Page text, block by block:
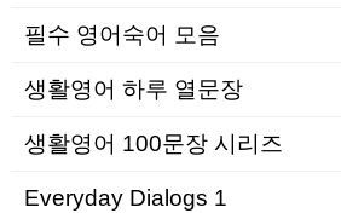
필수 영어숙어 모음
생활영어 하루 열문장
생활영어 100문장 시리즈
Everyday Dialogs 1